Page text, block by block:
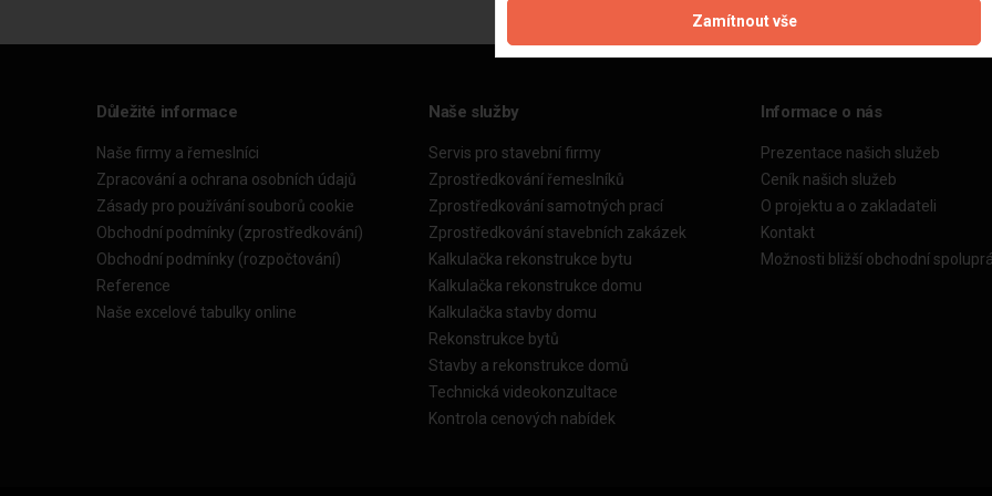
Důležité informace
Naše firmy a řemeslníci
Zpracování a ochrana osobních údajů
Zásady pro používání souborů cookie
Obchodní podmínky (zprostředkování)
Obchodní podmínky (rozpočtování)
Reference
Naše excelové tabulky online
Naše služby
Servis pro stavební firmy
Zprostředkování řemeslníků
Zprostředkování samotných prací
Zprostředkování stavebních zakázek
Kalkulačka rekonstrukce bytu
Kalkulačka rekonstrukce domu
Kalkulačka stavby domu
Rekonstrukce bytů
Stavby a rekonstrukce domů
Technická videokonzultace
Kontrola cenových nabídek
Informace o nás
Prezentace našich služeb
Ceník našich služeb
O projektu a o zakladateli
Kontakt
Možnosti bližší obchodní
Zamítnout vše